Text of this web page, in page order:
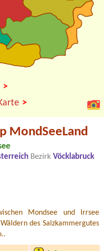
>
>
MondSeeLand
Bezirk Vöcklabruck
Mondsee und Irrsee
des Salzkammergutes